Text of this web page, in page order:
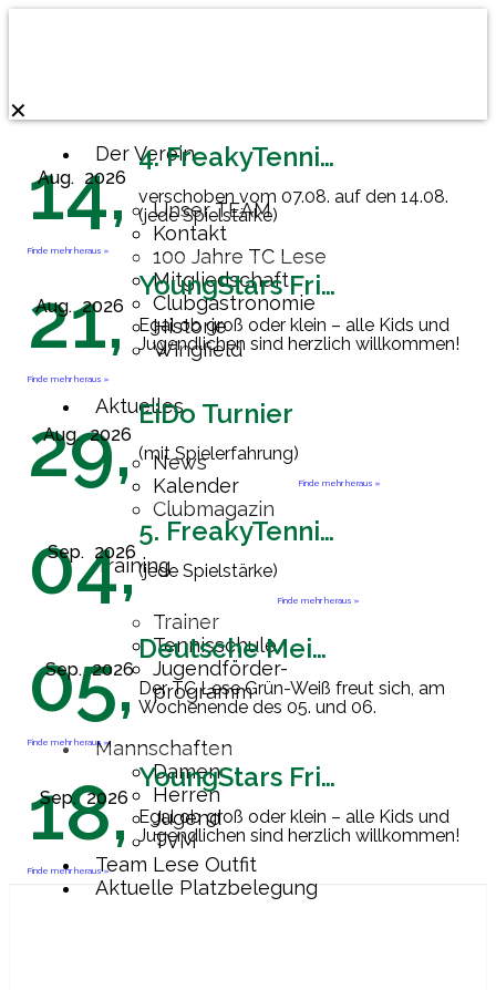
✕
Der Verein
Unser TEAM
Kontakt
100 Jahre TC Lese
Mitgliedschaft
Clubgastronomie
Historie
Wingfield
Aktuelles
News
Kalender
Clubmagazin
Training
Trainer
Tennisschule
Jugendförder-
programm
Mannschaften
Damen
Herren
Jugend
TVM
Team Lese Outfit
Aktuelle Platzbelegung
Aug.
14,
2026
4. FreakyTennisFriday
verschoben vom 07.08. auf den 14.08.
(jede Spielstärke)
Finde mehr heraus »
Aug.
21,
2026
YoungStars Friday
Egal ob groß oder klein – alle Kids und
Jugendlichen sind herzlich willkommen!
Finde mehr heraus »
Aug.
29,
2026
EiDo Turnier
(mit Spielerfahrung)
Finde mehr heraus »
Sep.
04,
2026
5. FreakyTennisFriday
(jede Spielstärke)
Finde mehr heraus »
Sep.
05,
2026
Deutsche Meisterschaft Herren 60
Der TC Lese Grün-Weiß freut sich, am
Wochenende des 05. und 06.
Endrunde zur Deutschen
Mannschaftsmeisterschaft der Herren
60 zu sein. Ab[…]
Finde mehr heraus »
Sep.
18,
2026
YoungStars Friday
Egal ob groß oder klein – alle Kids und
Jugendlichen sind herzlich willkommen!
Finde mehr heraus »